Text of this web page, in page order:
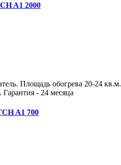
A1 2000
Площадь обогрева 20-24
- 24 месяца
A1 700